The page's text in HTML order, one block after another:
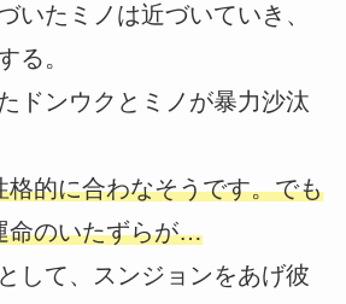
いたミノは近づいていき、
る。
ドンウクとミノが暴力沙汰
格的に合わなそうです。でも
命のいたずらが…
して、スンジョンをあげ彼